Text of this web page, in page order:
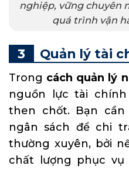
nghiệp, vững chuyên
quá trình vận
Quản lý tài
Trong cách quản lý
nguồn lực tài
then chốt. Bạn
ngân sách để chi
thường xuyên, bởi
chất lượng phục vụ